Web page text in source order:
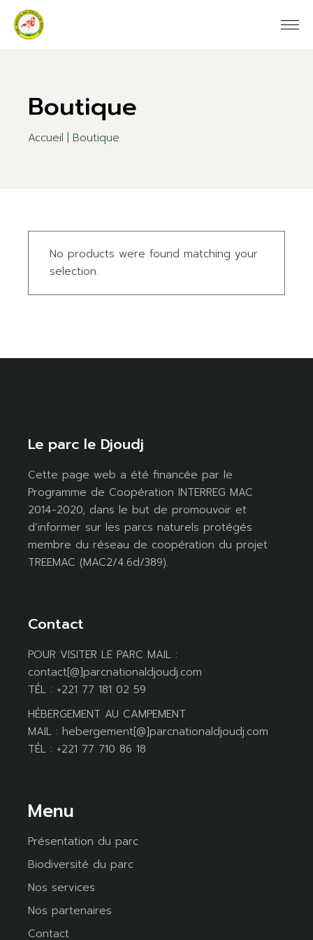
the
content
Boutique
Accueil Boutique
No products were found matching your
selection.
Le parc le Djoudj
Cette page web a été financée par le
Programme de Coopération INTERREG MAC
2014-2020, dans le but de promouvoir et
d’informer sur les parcs naturels protégés
membre du réseau de coopération du projet
TREEMAC (MAC2/4.6d/389).
Contact
POUR VISITER LE PARC MAIL :
contact[@]parcnationaldjoudj.com
TÉL : +221 77 181 02 59
HÉBERGEMENT AU CAMPEMENT
MAIL : hebergement[@]parcnationaldjoudj.com
TÉL : +221 77 710 86 18
Menu
Présentation du parc
Biodiversité du parc
Nos services
Nos partenaires
Contact